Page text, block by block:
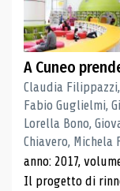
A Cuneo
Claudia
Fabio Guglielmi,
Lorella Bono,
Chiavero, Michela
anno: 2017,
Il progetto di